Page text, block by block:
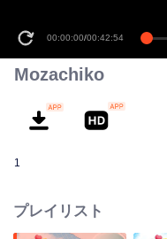
00:00:00/00:42:54
Mozachiko
1
プレイリスト